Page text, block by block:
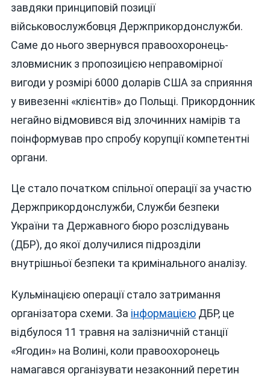
завдяки принциповій позиції
військовослужбовця Держприкордонслужби.
Саме до нього звернувся правоохоронець-
зловмисник з пропозицією неправомірної
вигоди у розмірі 6000 доларів США за сприяння
у вивезенні «клієнтів» до Польщі. Прикордонник
негайно відмовився від злочинних намірів та
поінформував про спробу корупції компетентні
органи.
Це стало початком спільної операції за участю
Держприкордонслужби, Служби безпеки
України та Державного бюро розслідувань
(ДБР), до якої долучилися підрозділи
внутрішньої безпеки та кримінального аналізу.
Кульмінацією операції стало затримання
організатора схеми. За інформацієюДБР, це
відбулося 11 травня на залізничній станції
«Ягодин» на Волині, коли правоохоронець
намагався організувати незаконний перетин